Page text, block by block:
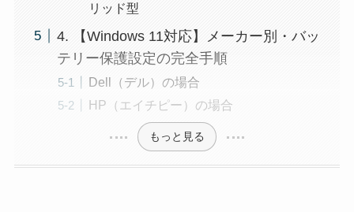
リッド型
4. 【Windows 11対応】メーカー別・バッ
テリー保護設定の完全手順
Dell（デル）の場合
HP（エイチピー）の場合
もっと見る